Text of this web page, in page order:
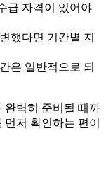
급 자격이 있어야
했다면 기간별 지
은 일반적으로 되
완벽히 준비될 때까
저 확인하는 편이